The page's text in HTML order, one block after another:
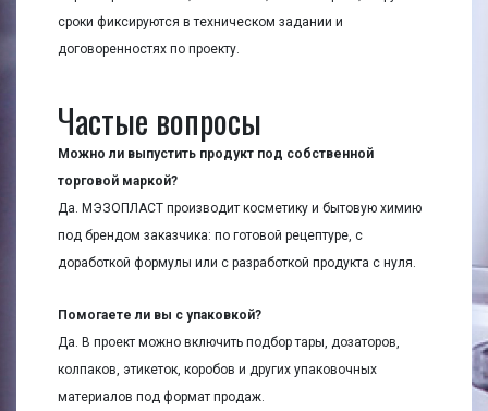
сроки фиксируются в техническом задании и
договоренностях по проекту.
Частые вопросы
Можно ли выпустить продукт под собственной
торговой маркой?
Да. МЭЗОПЛАСТ производит косметику и бытовую химию
под брендом заказчика: по готовой рецептуре, с
доработкой формулы или с разработкой продукта с нуля.
Помогаете ли вы с упаковкой?
Да. В проект можно включить подбор тары, дозаторов,
колпаков, этикеток, коробов и других упаковочных
материалов под формат продаж.